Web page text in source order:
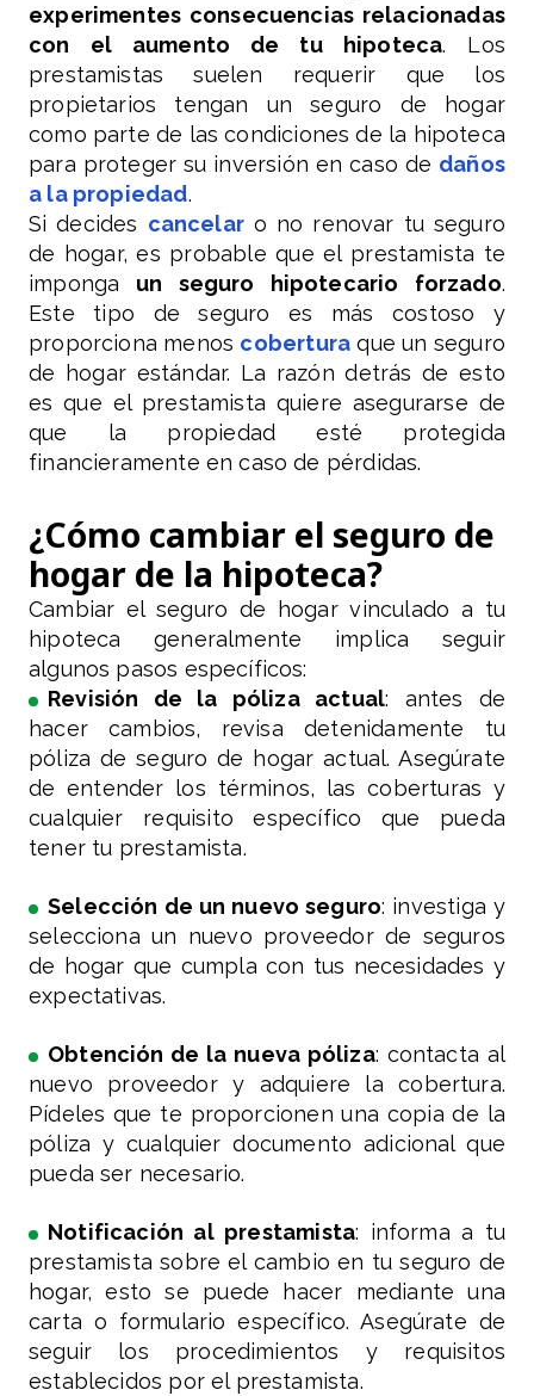
experimentes consecuencias relacionadas
con el aumento de tu hipoteca. Los
prestamistas suelen requerir que los
propietarios tengan un seguro de hogar
como parte de las condiciones de la hipoteca
para proteger su inversión en caso de daños
a la propiedad.
Si decides cancelaro no renovar tu seguro
de hogar, es probable que el prestamista te
imponga un seguro hipotecario forzado.
Este tipo de seguro es más costoso y
proporciona menos cobertura que un seguro
de hogar estándar. La razón detrás de esto
es que el prestamista quiere asegurarse de
que la propiedad esté protegida
financieramente en caso de pérdidas.
¿Cómo cambiar el seguro de
hogar de la hipoteca?
Cambiar el seguro de hogar vinculado a tu
hipoteca generalmente implica seguir
algunos pasos específicos:
Revisión de la póliza actual: antes de
hacer cambios, revisa detenidamente tu
póliza de seguro de hogar actual. Asegúrate
de entender los términos, las coberturas y
cualquier requisito específico que pueda
tener tu prestamista.
Selección de un nuevo seguro: investiga y
selecciona un nuevo proveedor de seguros
de hogar que cumpla con tus necesidades y
expectativas.
Obtención de la nueva póliza: contacta al
nuevo proveedor y adquiere la cobertura.
Pídeles que te proporcionen una copia de la
póliza y cualquier documento adicional que
pueda ser necesario.
Notificación al prestamista: informa a tu
prestamista sobre el cambio en tu seguro de
hogar, esto se puede hacer mediante una
carta o formulario específico. Asegúrate de
seguir los procedimientos y requisitos
establecidos por el prestamista.